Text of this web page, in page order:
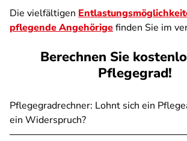
Die vielfältigen
pflegende Angehörigefinden Sie im
Berechnen Sie
Pflegegrad!
Pflegegradrechner: Lohnt sich ein
ein Widerspruch?